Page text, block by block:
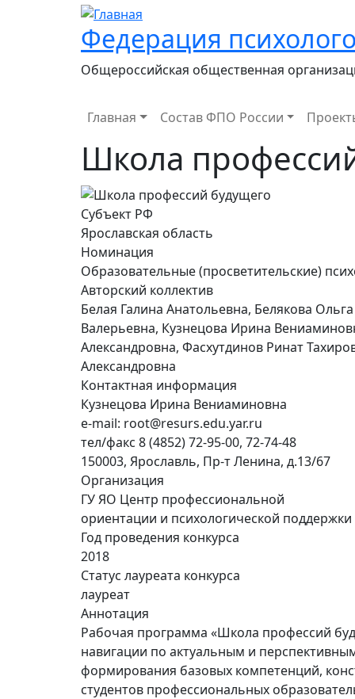
Федерация
Общероссийская общественная
Main navigation
Главная Состав ФПО России
Школа
Субъект РФ
Ярославская область
Номинация
Образовательные (просветительские)
Авторский коллектив
Белая Галина Анатольевна, Белякова
Валерьевна, Кузнецова Ирина
Александровна, Фасхутдинов Ринат
Александровна
Контактная информация
Кузнецова Ирина Вениаминовна
e-mail: root@resurs.edu.yar.ru
тел/факс 8 (4852) 72-95-00, 72-74-48
150003, Ярославль, Пр-т Ленина, д.13/67
Организация
ГУ ЯО Центр профессиональной
ориентации и психологической поддержки
Год проведения конкурса
2018
Статус лауреата конкурса
лауреат
Аннотация
Рабочая программа «Школа профессий
навигации по актуальным и
формирования базовых компетенций,
студентов профессиональных